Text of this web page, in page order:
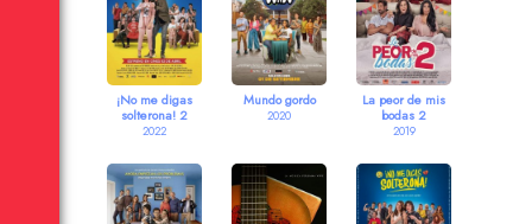
¡No me digas
solterona! 2
2022
Mundo gordo
2020
La peor de mis
bodas 2
2019